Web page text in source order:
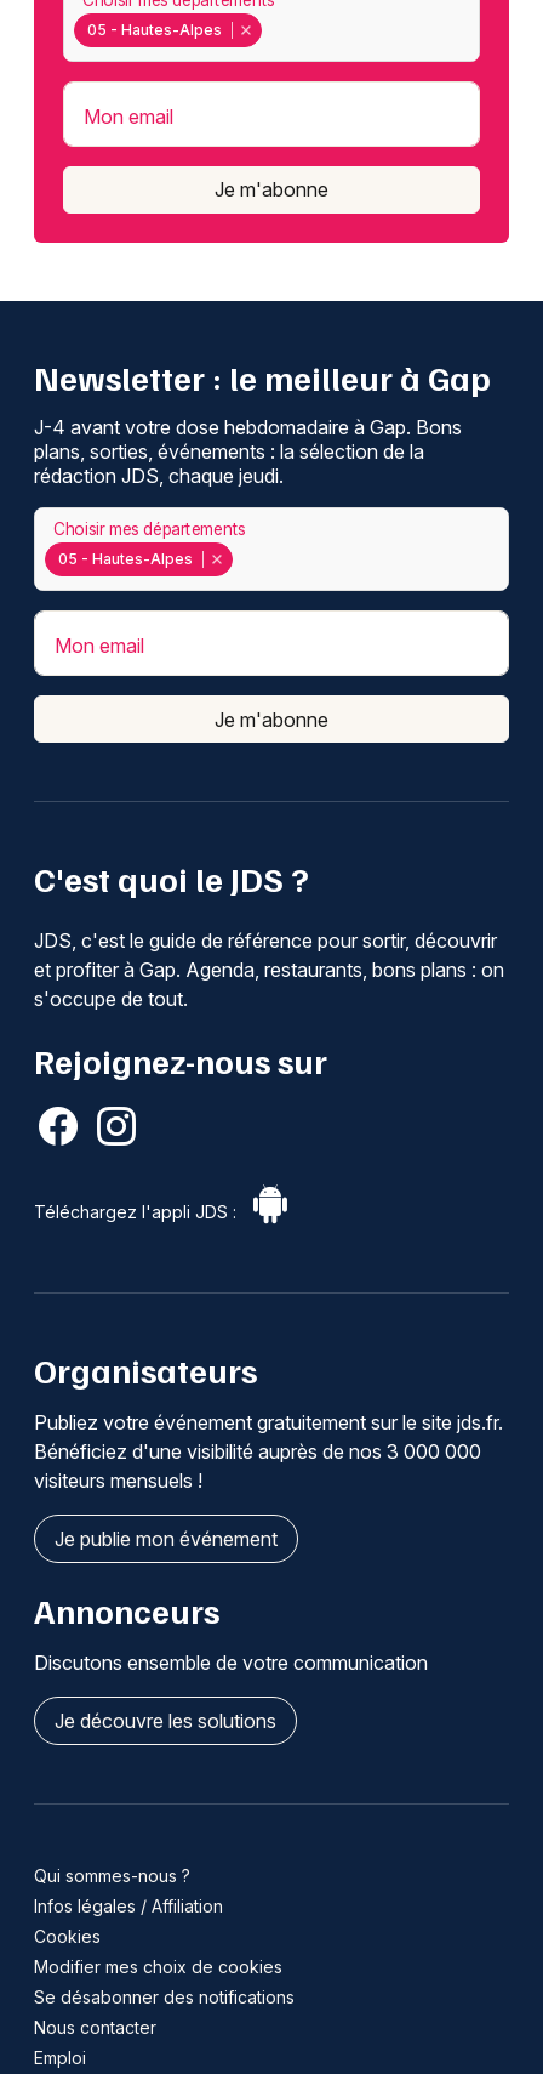
05 - Hautes-Alpes
Mon email
Je m'abonne
C'est quoi le JDS ?
JDS, c'est le guide de référence pour sortir, découvrir
et profiter à Gap. Agenda, restaurants, bons plans : on
s'occupe de tout.
Rejoignez-nous sur
Téléchargez l'appli JDS :
Newsletter : le meilleur à Gap
J-4 avant votre dose hebdomadaire à Gap. Bons
plans, sorties, événements : la sélection de la
rédaction JDS, chaque jeudi.
05 - Hautes-Alpes
Choisir mes départements
Mon email
Je m'abonne
Organisateurs
Publiez votre événement gratuitement sur le site jds.fr.
Bénéficiez d'une visibilité auprès de nos 3 000 000
visiteurs mensuels !
Je publie mon événement
Annonceurs
Discutons ensemble de votre communication
Je découvre les solutions
Qui sommes-nous ?
Infos légales / Affiliation
Cookies
Modifier mes choix de cookies
Se désabonner des notifications
Nous contacter
Emploi